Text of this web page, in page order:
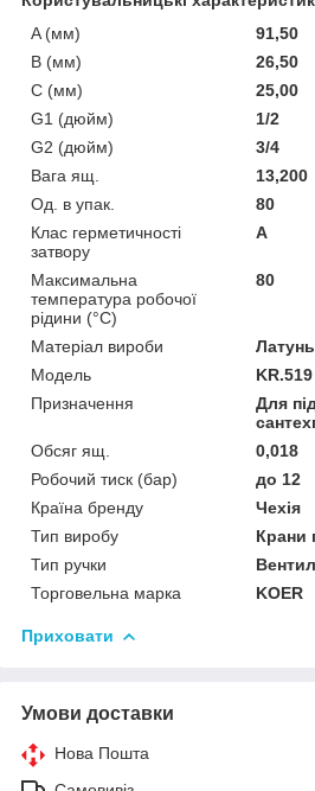
A (мм)
91,50
B (мм)
26,50
C (мм)
25,00
G1 (дюйм)
1/2
G2 (дюйм)
3/4
Вага ящ.
13,200
Од. в упак.
80
Клас герметичності
затвору
А
Максимальна
температура робочої
рідини (°C)
80
Матеріал вироби
Мoдель
KR.519
Призначення
Для
Обсяг ящ.
0,018
Робочий тиск (бар)
до 12
Країна бренду
Чехія
Тип виробу
Крани
Тип ручки
Торговельна марка
KOER
Приховати
Умови доставки
Нова Пошта